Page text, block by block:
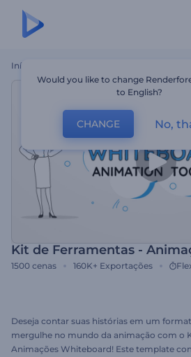
Início Kit De Ferramentas -
Kit de Ferramentas -
1500 cenas 160K+ Exportações
Deseja contar suas histórias em um
mergulhe no mundo da animação com o
Animações Whiteboard! Este template
Would you like to change
to English?
CHANGE No,